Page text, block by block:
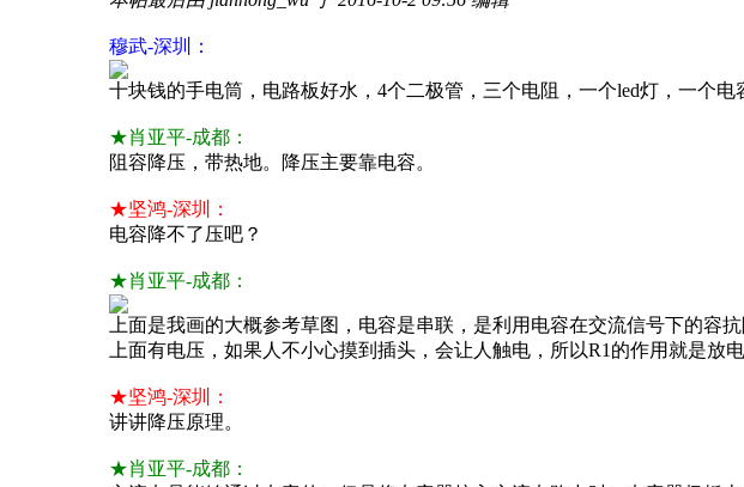
穆武-深圳：
十块钱的手电筒，电路板好水，4个二极管，三个电阻，一个led灯，一个
★肖亚平-成都：
阻容降压，带热地。降压主要靠电容。
★坚鸿-深圳：
电容降不了压吧？
★肖亚平-成都：
上面是我画的大概参考草图，电容是串联，是利用电容在交流信号下的
上面有电压，如果人不小心摸到插头，会让人触电，所以R1的作用就是放
★坚鸿-深圳：
讲讲降压原理。
★肖亚平-成都：